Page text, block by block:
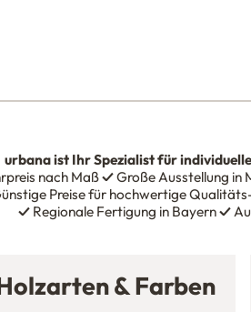
urbanaist Ihr Spezialist für
nach Maß✓Große Ausstellung in
Preise für hochwertige
✓Regionale Fertigung in Bayern✓
& Farben